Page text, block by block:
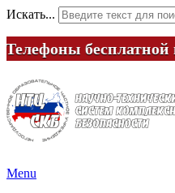
Искать...
бесплатной
Menu